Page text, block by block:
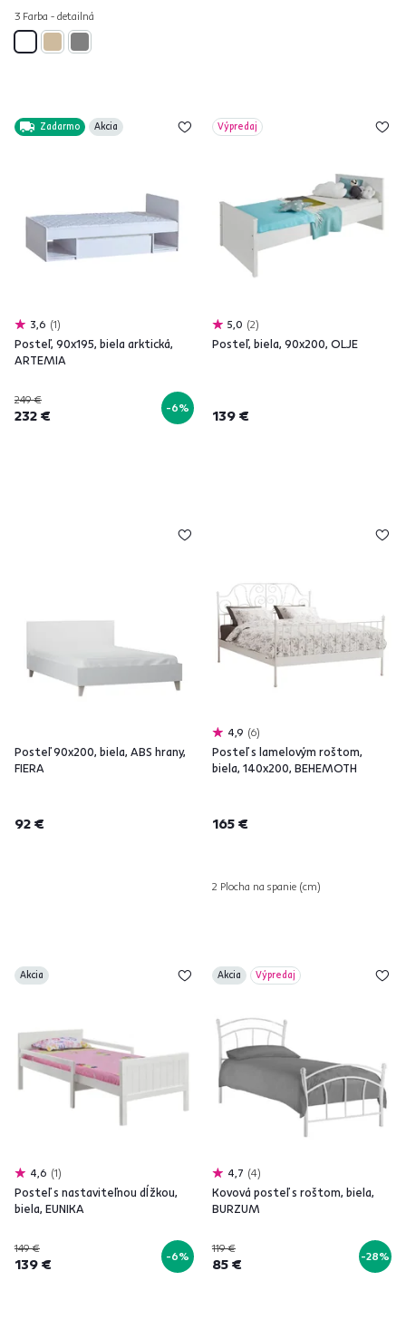
3 Farba - detailná
Zadarmo Akcia
3,6 1
Posteľ, 90x195, biela arktická,
ARTEMIA
249 €
232 € -6%
Výpredaj
5,0 2
Posteľ, biela, 90x200, OLJE
139 €
Posteľ 90x200, biela, ABS hrany,
FIERA
92 €
4,9 6
Posteľ s lamelovým roštom,
biela, 140x200, BEHEMOTH
165 €
2 Plocha na spanie (cm)
Akcia
4,6 1
Posteľ s nastaviteľnou dĺžkou,
biela, EUNIKA
149 €
139 € -6%
Akcia Výpredaj
4,7 4
Kovová posteľ s roštom, biela,
BURZUM
119 €
85 € -28%